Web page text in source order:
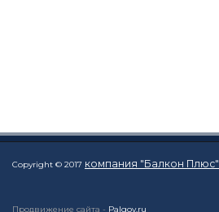
Copyright © 2017 компания "Балкон Плюс"
Продвижение сайта - Palgov.ru